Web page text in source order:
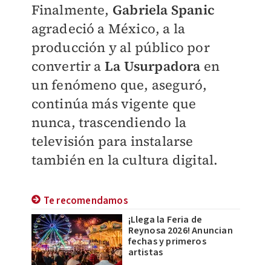
Finalmente, Gabriela Spanic
agradeció a México, a la
producción y al público por
convertir a La Usurpadora en
un fenómeno que, aseguró,
continúa más vigente que
nunca, trascendiendo la
televisión para instalarse
también en la cultura digital.
Te recomendamos
¡Llega la Feria de
Reynosa 2026! Anuncian
fechas y primeros
artistas